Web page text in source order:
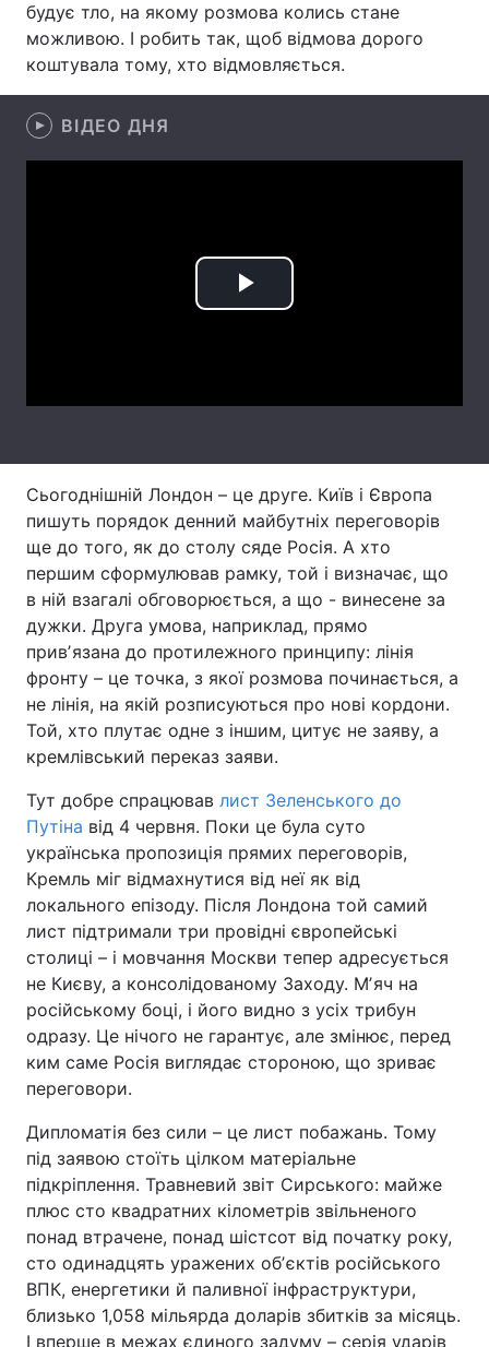
Головна
Україна Політика
Наука
Лайт
Здоров'я Туризм
Екологія Регіони
Лонгріди
Відео з Youtube
Інтерв'ю Думки
Архів Вакансії
Контакти
Послуги
Тема оформлення
будує тло, на якому розмова колись стане
можливою. І робить так, щоб відмова дорого
коштувала тому, хто відмовляється.
ВІДЕО ДНЯ
Play
Сьогоднішній Лондон – це друге. Київ і Європа
пишуть порядок денний майбутніх переговорів
ще до того, як до столу сяде Росія. А хто
першим сформулював рамку, той і визначає, що
в ній взагалі обговорюється, а що - винесене за
дужки. Друга умова, наприклад, прямо
привʼязана до протилежного принципу: лінія
фронту – це точка, з якої розмова починається, а
не лінія, на якій розписуються про нові кордони.
Той, хто плутає одне з іншим, цитує не заяву, а
кремлівський переказ заяви.
Тут добре спрацював лист Зеленського до
Путіна від 4 червня. Поки це була суто
українська пропозиція прямих переговорів,
Кремль міг відмахнутися від неї як від
локального епізоду. Після Лондона той самий
лист підтримали три провідні європейські
столиці – і мовчання Москви тепер адресується
не Києву, а консолідованому Заходу. Мʼяч на
російському боці, і його видно з усіх трибун
одразу. Це нічого не гарантує, але змінює, перед
ким саме Росія виглядає стороною, що зриває
переговори.
Дипломатія без сили – це лист побажань. Тому
під заявою стоїть цілком матеріальне
підкріплення. Травневий звіт Сирського: майже
плюс сто квадратних кілометрів звільненого
понад втрачене, понад шістсот від початку року,
сто одинадцять уражених обʼєктів російського
ВПК, енергетики й паливної інфраструктури,
близько 1,058 мільярда доларів збитків за місяць.
І вперше в межах єдиного задуму – серія ударів